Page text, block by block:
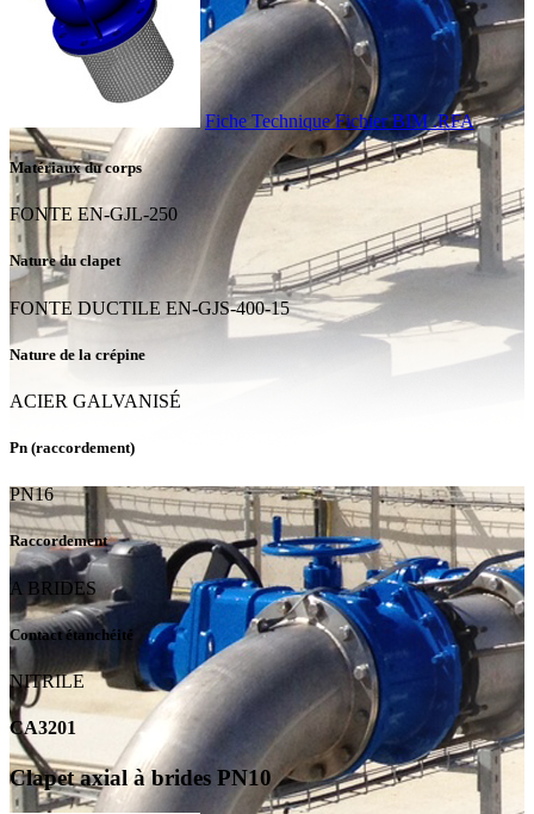
Fiche TechniqueFichier BIM .RFA
Matériaux du corps
FONTE EN-GJL-250
Nature du clapet
FONTE DUCTILE EN-GJS-400-15
Nature de la crépine
ACIER GALVANISÉ
Pn (raccordement)
PN16
Raccordement
A BRIDES
Contact étanchéité
NITRILE
CA3201
Clapet axial à brides PN10